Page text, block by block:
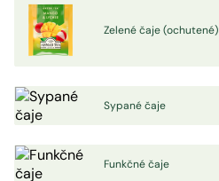
Zelené čaje (ochutené)
Sypané čaje
Funkčné čaje